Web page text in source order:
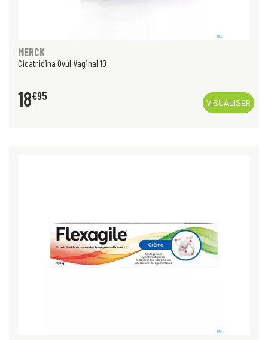
MERCK
Cicatridina Ovul Vaginal 10
18€95
VISUALISER